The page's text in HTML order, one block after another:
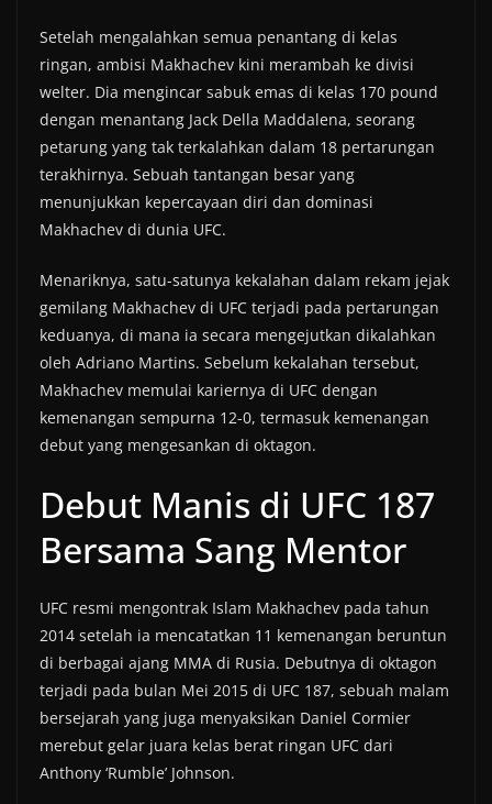
Setelah mengalahkan semua penantang di kelas
ringan, ambisi Makhachev kini merambah ke divisi
welter. Dia mengincar sabuk emas di kelas 170 pound
dengan menantang Jack Della Maddalena, seorang
petarung yang tak terkalahkan dalam 18 pertarungan
terakhirnya. Sebuah tantangan besar yang
menunjukkan kepercayaan diri dan dominasi
Makhachev di dunia UFC.
Menariknya, satu-satunya kekalahan dalam rekam jejak
gemilang Makhachev di UFC terjadi pada pertarungan
keduanya, di mana ia secara mengejutkan dikalahkan
oleh Adriano Martins. Sebelum kekalahan tersebut,
Makhachev memulai kariernya di UFC dengan
kemenangan sempurna 12-0, termasuk kemenangan
debut yang mengesankan di oktagon.
Debut Manis di UFC 187
Bersama Sang Mentor
UFC resmi mengontrak Islam Makhachev pada tahun
2014 setelah ia mencatatkan 11 kemenangan beruntun
di berbagai ajang MMA di Rusia. Debutnya di oktagon
terjadi pada bulan Mei 2015 di UFC 187, sebuah malam
bersejarah yang juga menyaksikan Daniel Cormier
merebut gelar juara kelas berat ringan UFC dari
Anthony ‘Rumble’ Johnson.